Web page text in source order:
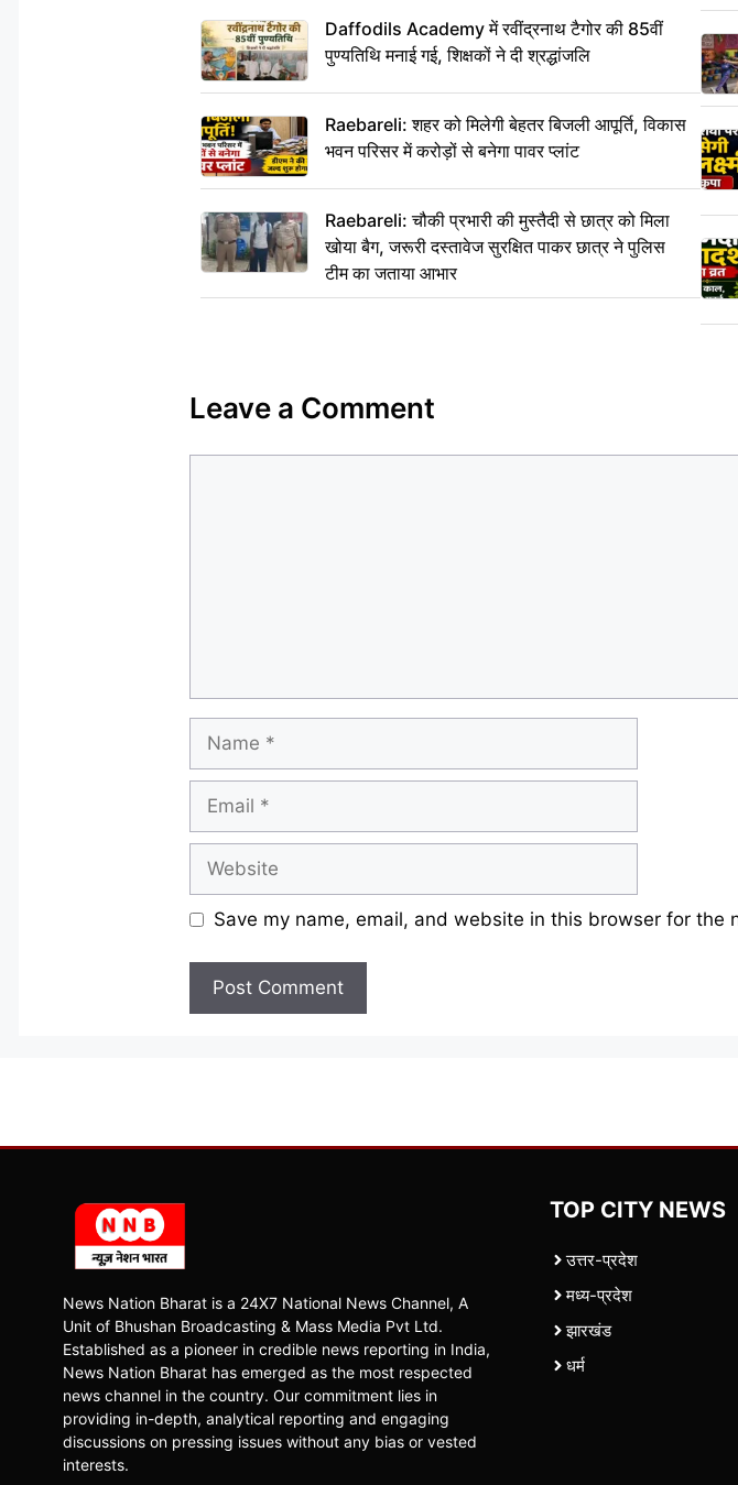
Daffodils Academy में रवींद्रनाथ टैगोर की 85वीं
पुण्यतिथि मनाई गई, शिक्षकों ने दी श्रद्धांजलि
Raebareli: शहर को मिलेगी बेहतर बिजली आपूर्ति, विकास
भवन परिसर में करोड़ों से बनेगा पावर प्लांट
Raebareli: चौकी प्रभारी की मुस्तैदी से छात्र को मिला
खोया बैग, जरूरी दस्तावेज सुरक्षित पाकर छात्र ने पुलिस
टीम का जताया आभार
Leave a Comment
Name
Email
Website
Save my name, email, and website in this browser for the
News Nation Bharat is a 24X7 National News Channel, A
Unit of Bhushan Broadcasting & Mass Media Pvt Ltd.
Established as a pioneer in credible news reporting in India,
News Nation Bharat has emerged as the most respected
news channel in the country. Our commitment lies in
providing in-depth, analytical reporting and engaging
discussions on pressing issues without any bias or vested
interests.
TOP CITY NEWS
उत्तर-प्रदेश
मध्य-प्रदेश
झारखंड
धर्म